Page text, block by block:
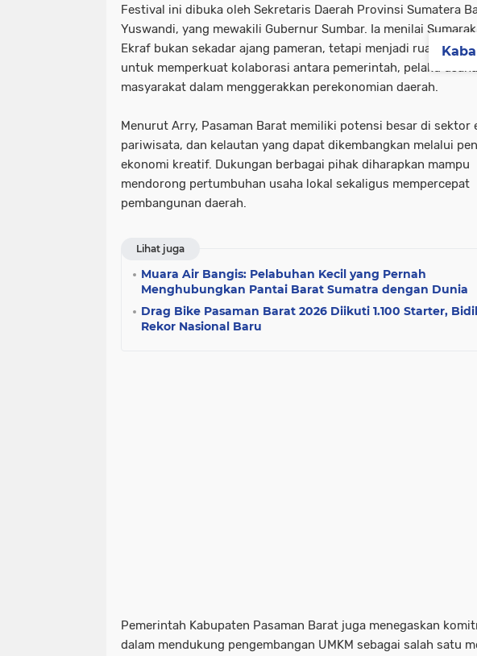
Festival ini dibuka oleh Sekretaris Daerah Provinsi Sumatera
Yuswandi, yang mewakili Gubernur Sumbar. Ia menilai
Ekraf bukan sekadar ajang pameran, tetapi menjadi ruang
untuk memperkuat kolaborasi antara pemerintah, pelaku
masyarakat dalam menggerakkan perekonomian daerah.
Menurut Arry, Pasaman Barat memiliki potensi besar di sektor
pariwisata, dan kelautan yang dapat dikembangkan melalui
ekonomi kreatif. Dukungan berbagai pihak diharapkan mampu
mendorong pertumbuhan usaha lokal sekaligus mempercepat
pembangunan daerah.
Lihat juga
Muara Air Bangis: Pelabuhan Kecil yang Pernah
Menghubungkan Pantai Barat Sumatra dengan Dunia
Drag Bike Pasaman Barat 2026 Diikuti 1.100 Starter,
Rekor Nasional Baru
Pemerintah Kabupaten Pasaman Barat juga menegaskan
dalam mendukung pengembangan UMKM sebagai salah satu